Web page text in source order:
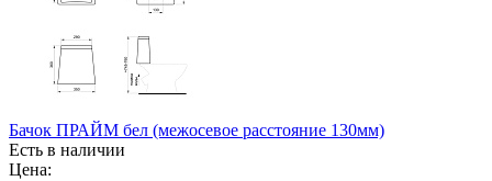
Бачок ПРАЙМ бел (межосевое расстояние 130мм)
Есть в наличии
Цена: